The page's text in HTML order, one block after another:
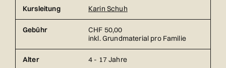
Kursleitung Karin Schuh
Gebühr
CHF 50,00
inkl. Grundmaterial pro Familie
Alter 4 - 17 Jahre